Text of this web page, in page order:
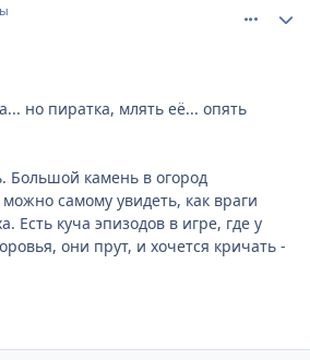
но пиратка, млять её... опять
Большой камень в огород
самому увидеть, как враги
Есть куча эпизодов в игре, где у
они прут, и хочется кричать -